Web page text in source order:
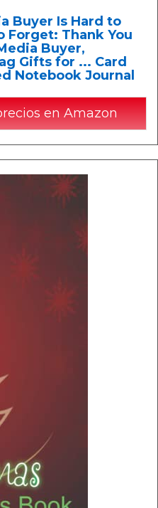
Buyer Is Hard to
Forget: Thank You
Buyer,
Gifts for ... Card
Notebook Journal
en Amazon